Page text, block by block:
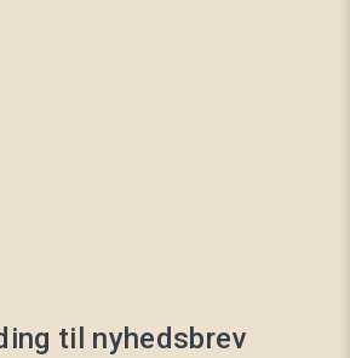
til nyhedsbrev